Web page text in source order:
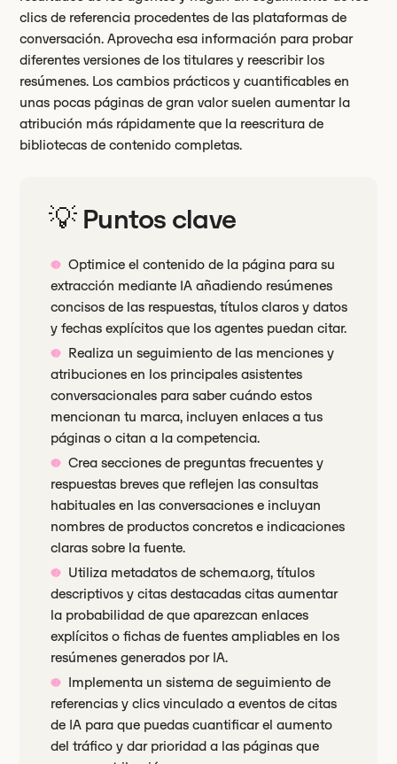
clics de referencia procedentes de las plataformas de
conversación. Aprovecha esa información para probar
diferentes versiones de los titulares y reescribir los
resúmenes. Los cambios prácticos y cuantificables en
unas pocas páginas de gran valor suelen aumentar la
atribución más rápidamente que la reescritura de
bibliotecas de contenido completas.
💡 Puntos clave
Optimice el contenido de la página para su
extracción mediante IA añadiendo resúmenes
concisos de las respuestas, títulos claros y datos
y fechas explícitos que los agentes puedan citar.
Realiza un seguimiento de las menciones y
atribuciones en los principales asistentes
conversacionales para saber cuándo estos
mencionan tu marca, incluyen enlaces a tus
páginas o citan a la competencia.
Crea secciones de preguntas frecuentes y
respuestas breves que reflejen las consultas
habituales en las conversaciones e incluyan
nombres de productos concretos e indicaciones
claras sobre la fuente.
Utiliza metadatos de schema.org, títulos
descriptivos y citas destacadas citas aumentar
la probabilidad de que aparezcan enlaces
explícitos o fichas de fuentes ampliables en los
resúmenes generados por IA.
Implementa un sistema de seguimiento de
referencias y clics vinculado a eventos de citas
de IA para que puedas cuantificar el aumento
del tráfico y dar prioridad a las páginas que